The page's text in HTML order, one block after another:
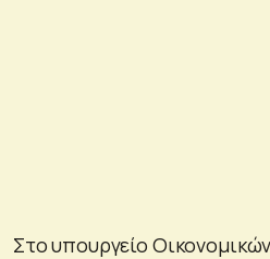
Στο υπουργείο